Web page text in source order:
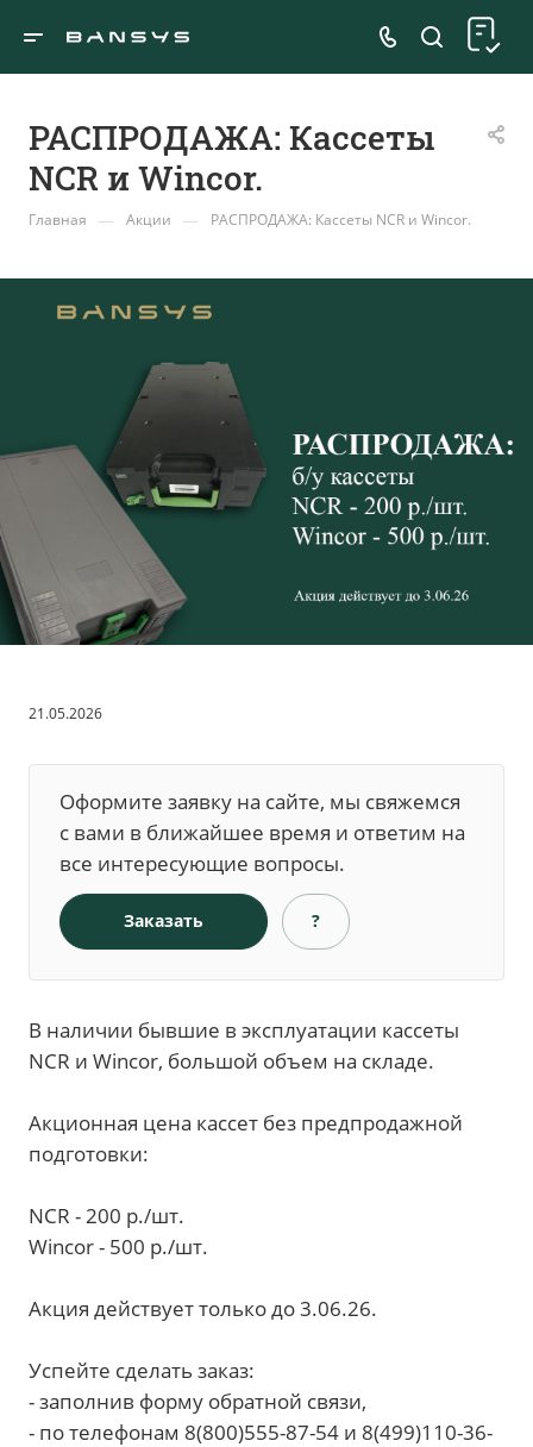
РАСПРОДАЖА: Кассеты
NCR и Wincor.
Главная — Акции — РАСПРОДАЖА: Кассеты NCR и Wincor.
21.05.2026
Оформите заявку на сайте, мы свяжемся
с вами в ближайшее время и ответим на
все интересующие вопросы.
Заказать ?
В наличии бывшие в эксплуатации кассеты
NCR и Wincor, большой объем на складе.
Акционная цена кассет без предпродажной
подготовки:
NCR - 200 р./шт.
Wincor - 500 р./шт.
Акция действует только до 3.06.26.
Успейте сделать заказ:
- заполнив форму обратной связи,
- по телефонам 8(800)555-87-54 и 8(499)110-36-